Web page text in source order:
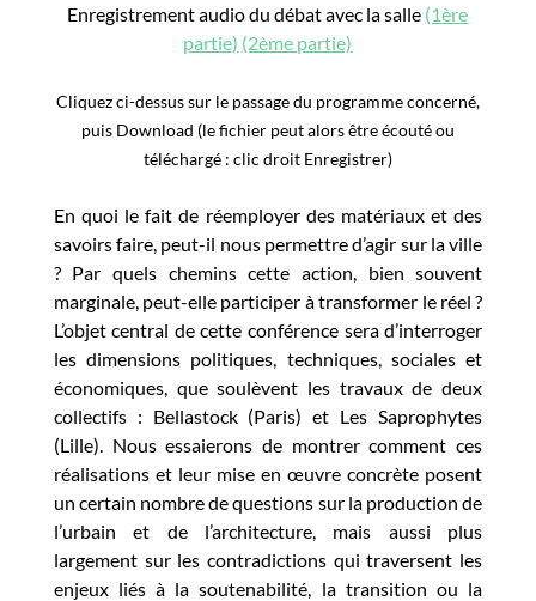
Enregistrement audio du débat avec la salle (1ère
partie) (2ème partie)
Cliquez ci-dessus sur le passage du programme concerné,
puis Download (le fichier peut alors être écouté ou
téléchargé : clic droit Enregistrer)
En quoi le fait de réemployer des matériaux et des
savoirs faire, peut-il nous permettre d’agir sur la ville
? Par quels chemins cette action, bien souvent
marginale, peut-elle participer à transformer le réel ?
L’objet central de cette conférence sera d’interroger
les dimensions politiques, techniques, sociales et
économiques, que soulèvent les travaux de deux
collectifs : Bellastock (Paris) et Les Saprophytes
(Lille). Nous essaierons de montrer comment ces
réalisations et leur mise en œuvre concrète posent
un certain nombre de questions sur la production de
l’urbain et de l’architecture, mais aussi plus
largement sur les contradictions qui traversent les
enjeux liés à la soutenabilité, la transition ou la